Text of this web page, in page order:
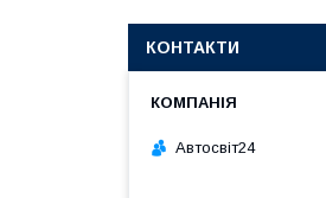
КОНТАКТИ
Автосвіт24